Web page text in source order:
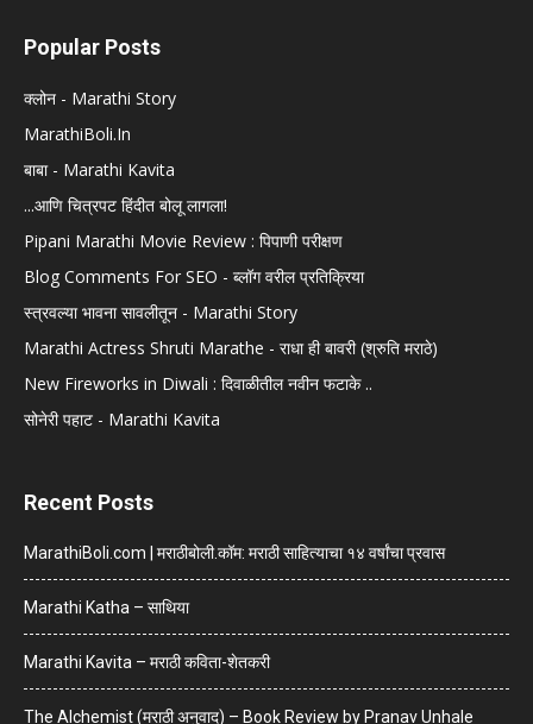
Popular Posts
क्लोन - Marathi Story
MarathiBoli.In
बाबा - Marathi Kavita
...आणि चित्रपट हिंदीत बोलू लागला!
Pipani Marathi Movie Review : पिपाणी परीक्षण
Blog Comments For SEO - ब्लॉग वरील प्रतिक्रिया
स्त्रवल्या भावना सावलीतून - Marathi Story
Marathi Actress Shruti Marathe - राधा ही बावरी (श्रुति मराठे)
New Fireworks in Diwali : दिवाळीतील नवीन फटाके ..
सोनेरी पहाट - Marathi Kavita
Recent Posts
MarathiBoli.com | मराठीबोली.कॉम: मराठी साहित्याचा १४ वर्षांचा प्रवास
Marathi Katha – साथिया
Marathi Kavita – मराठी कविता-शेतकरी
The Alchemist (मराठी अनुवाद) – Book Review by Pranav Unhale